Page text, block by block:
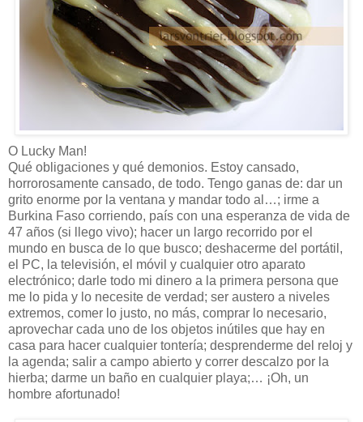
O Lucky Man!
Qué obligaciones y qué demonios. Estoy cansado,
horrorosamente cansado, de todo. Tengo ganas de: dar un
grito enorme por la ventana y mandar todo al…; irme a
Burkina Faso corriendo, país con una esperanza de vida de
47 años (si llego vivo); hacer un largo recorrido por el
mundo en busca de lo que busco; deshacerme del portátil,
el PC, la televisión, el móvil y cualquier otro aparato
electrónico; darle todo mi dinero a la primera persona que
me lo pida y lo necesite de verdad; ser austero a niveles
extremos, comer lo justo, no más, comprar lo necesario,
aprovechar cada uno de los objetos inútiles que hay en
casa para hacer cualquier tontería; desprenderme del reloj y
la agenda; salir a campo abierto y correr descalzo por la
hierba; darme un baño en cualquier playa;… ¡Oh, un
hombre afortunado!